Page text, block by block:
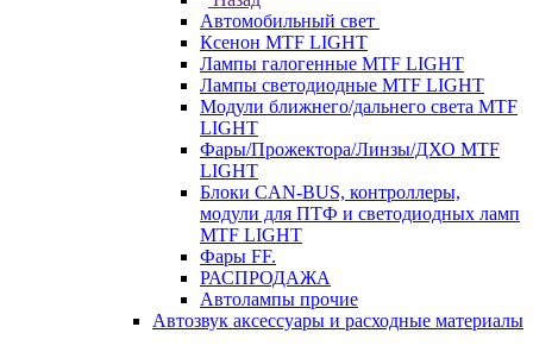
Автомобильный свет
Ксенон MTF LIGHT
Лампы галогенные MTF LIGHT
Лампы светодиодные MTF LIGHT
Модули ближнего/дальнего света MTF
LIGHT
Фары/Прожектора/Линзы/ДХО MTF
LIGHT
Блоки CAN-BUS, контроллеры,
модули для ПТФ и светодиодных ламп
MTF LIGHT
Фары FF.
РАСПРОДАЖА
Автолампы прочие
Автозвук аксессуары и расходные материалы